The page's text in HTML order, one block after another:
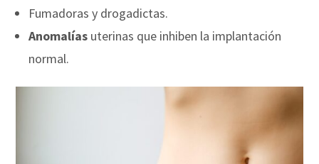
Fumadoras y drogadictas.
Anomalías uterinas que inhiben la implantación
normal.